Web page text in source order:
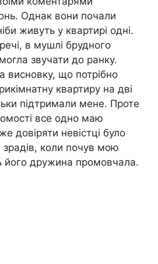
Однак вони почали
живуть у квартирі одні.
в мушлі брудного
звучати до ранку.
висновку, що потрібно
квартиру на дві
підтримали мене. Проте
все одно маю
довіряти невістці було
коли почув мою
його дружина промовчала.